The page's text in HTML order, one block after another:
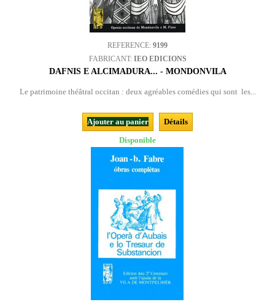
REFERENCE: 9199
FABRICANT: IEO EDICIONS
DAFNIS E ALCIMADURA... - MONDONVILA
Le patrimoine théâtral occitan : deux agréables comédies qui sont les...
Ajouter au panier
Détails
Disponible